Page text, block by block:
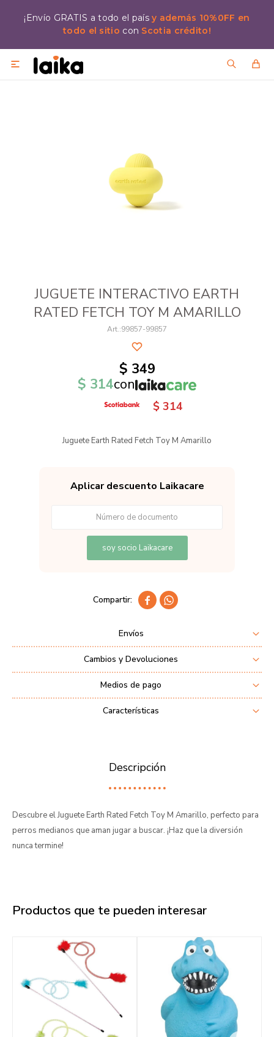
¡Envío GRATIS a todo el paísy además 10%0FF en
todo el sitio con Scotia crédito!

JUGUETE INTERACTIVO EARTH
RATED FETCH TOY M AMARILLO
99857-99857
$ 349
$ 314con
$ 314
Juguete Earth Rated Fetch Toy M Amarillo
Aplicar descuento Laikacare
soy socio Laikacare
 
Envíos
Cambios y Devoluciones
Medios de pago
Características
Descripción
Descubre el Juguete Earth Rated Fetch Toy M Amarillo, perfecto para
perros medianos que aman jugar a buscar. ¡Haz que la diversión
nunca termine!
Productos que te pueden interesar